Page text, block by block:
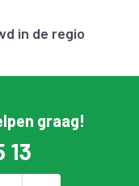
in de regio
graag!
13